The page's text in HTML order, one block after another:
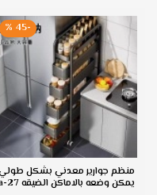
-45 %
منظم جوارير معدني بشكل
يمكن وضعه بالاماكن الضيقه a-27